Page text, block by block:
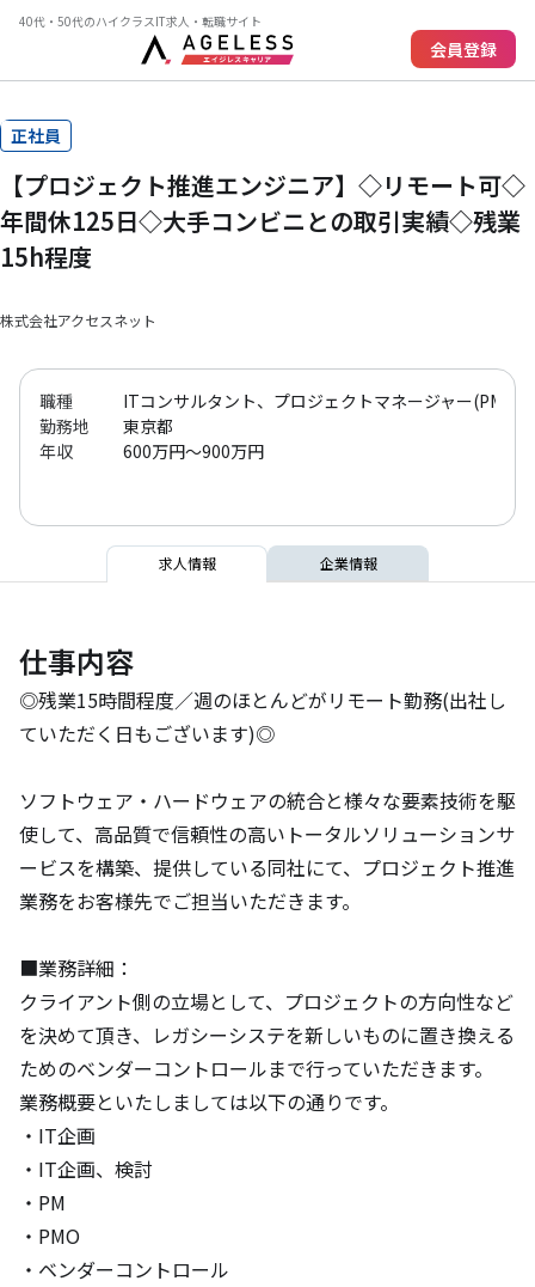
40代・50代のハイクラスIT求人・転職サイト
会員登録
正社員
【プロジェクト推進エンジニア】◇リモート可◇
年間休125日◇大手コンビニとの取引実績◇残業
15h程度
株式会社アクセスネット
職種
ITコンサルタント、プロジェクトマネージャー(PM)
勤務地
東京都
年収
600万円～900万円
求人情報 企業情報
仕事内容
◎残業15時間程度／週のほとんどがリモート勤務(出社し
ていただく日もございます)◎
ソフトウェア・ハードウェアの統合と様々な要素技術を駆
使して、高品質で信頼性の高いトータルソリューションサ
ービスを構築、提供している同社にて、プロジェクト推進
業務をお客様先でご担当いただきます。
■業務詳細：
クライアント側の立場として、プロジェクトの方向性など
を決めて頂き、レガシーシステを新しいものに置き換える
ためのベンダーコントロールまで行っていただきます。
業務概要といたしましては以下の通りです。
・IT企画
・IT企画、検討
・PM
・PMO
・ベンダーコントロール